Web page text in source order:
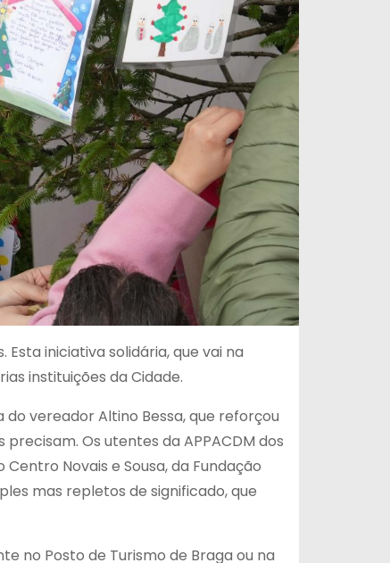
iniciativa solidária, que vai na
instituições da Cidade.
vereador Altino Bessa, que reforçou
Os utentes da APPACDM dos
Novais e Sousa, da Fundação
mas repletos de significado, que
no Posto de Turismo de Braga ou na